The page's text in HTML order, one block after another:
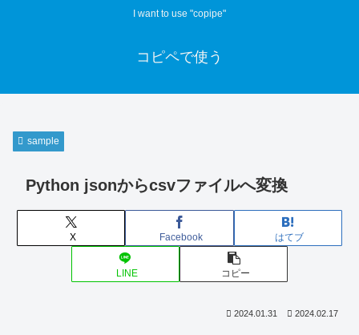
I want to use "copipe"
コピペで使う
sample
Python jsonからcsvファイルへ変換
X Facebook はてブ
LINE コピー
2024.01.31 2024.02.17